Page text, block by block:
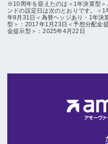
※10周年を迎えたのは＜1年決算型
ンドの設定日は次のとおりです。＜
年8月31日＜為替ヘッジあり・1年決
型＞：2017年1月23日＜予想分配金
金提示型＞：2025年4月22日